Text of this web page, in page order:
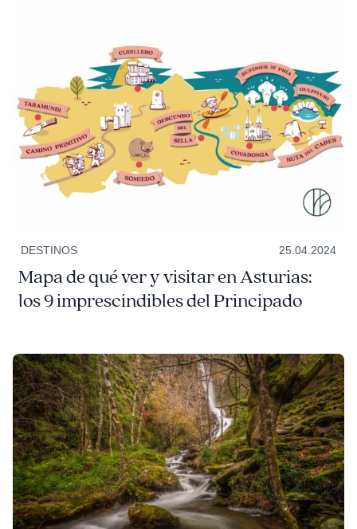
DESTINOS 25.04.2024
Mapa de qué ver y visitar en Asturias:
los 9 imprescindibles del Principado